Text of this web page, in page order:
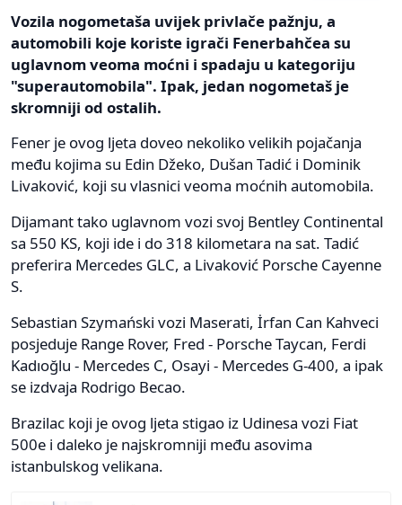
Vozila nogometaša uvijek privlače pažnju, a
automobili koje koriste igrači Fenerbahčea su
uglavnom veoma moćni i spadaju u kategoriju
"superautomobila". Ipak, jedan nogometaš je
skromniji od ostalih.
Fener je ovog ljeta doveo nekoliko velikih pojačanja
među kojima su Edin Džeko, Dušan Tadić i Dominik
Livaković, koji su vlasnici veoma moćnih automobila.
Dijamant tako uglavnom vozi svoj Bentley Continental
sa 550 KS, koji ide i do 318 kilometara na sat. Tadić
preferira Mercedes GLC, a Livaković Porsche Cayenne
S.
Sebastian Szymański vozi Maserati, İrfan Can Kahveci
posjeduje Range Rover, Fred - Porsche Taycan, Ferdi
Kadıoğlu - Mercedes C, Osayi - Mercedes G-400, a ipak
se izdvaja Rodrigo Becao.
Brazilac koji je ovog ljeta stigao iz Udinesa vozi Fiat
500e i daleko je najskromniji među asovima
istanbulskog velikana.